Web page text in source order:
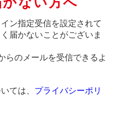
ン指定受信を設定されて
届かないことがございま
らのメールを受信できるよ
ては、 プライバシーポリ